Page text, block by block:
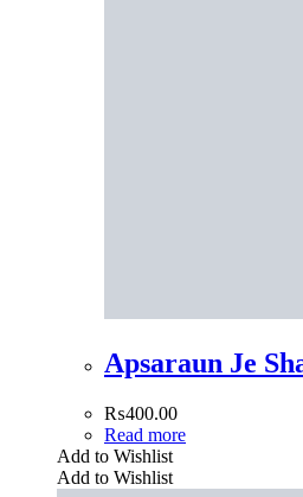
Apsaraun Je
₨400.00
Read more
Add to Wishlist
Add to Wishlist